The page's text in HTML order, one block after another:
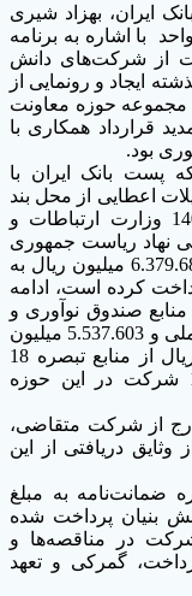
ایران، بهزاد شیری
با اشاره به برنامه
از شرکت‌های دانش
ایجاد و رونمایی از
مجموعه حوزه معاونت
قرارداد همکاری با
بود.
پست بانک ایران با
اعطایی از محل بند
(الف) تبصره ( 18) قانون بودجه سال 1400 وزارت ارتباطات و
نهاد ریاست جمهوری
و منابع داخلی بانک در سال گذشته، مبلغ 6.379.681 میلیون ریال به
کرده است، ادامه
از منابع صندوق نوآوری و
شکوفایی، 153.168 از منابع صندوق توسعه ملی و 5.537.603 میلیون
ریال منابع داخلی بانک و 270.510 میلیون ریال از منابع تبصره 18
قانون برنامه و بودجه سال 1400 به 152 شرکت در این حوزه
از شرکت متقاضی،
دریافتی از این
بیان اینکه سال گذشته، 868 فقره ضمانت‌نامه به مبلغ
دانش بنیان پرداخت شده
در مناقصه‌ها و
گمرکی و تعهد